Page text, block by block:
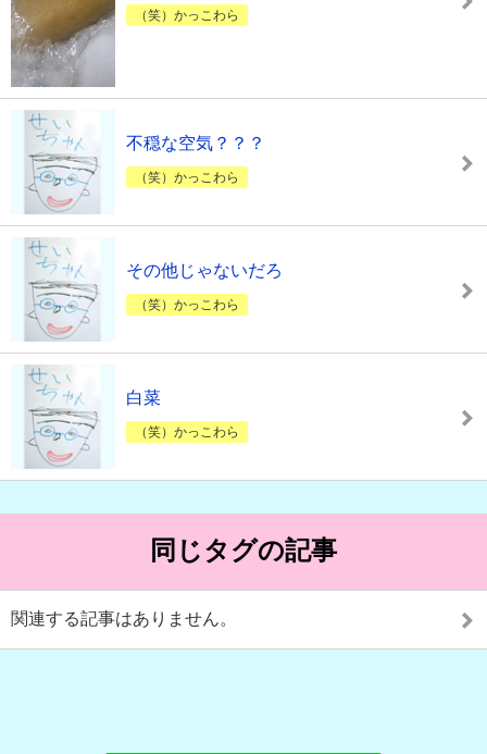
（笑）かっこわら
不穏な空気？？？
（笑）かっこわら
その他じゃないだろ
（笑）かっこわら
白菜
（笑）かっこわら
同じタグの記事
関連する記事はありません。